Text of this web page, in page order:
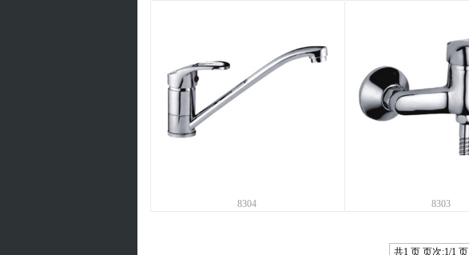
8304 8303
共1 页 页次:1/1 页